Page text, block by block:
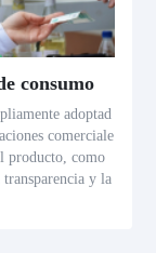
consumo
adoptad
comerciale
producto, como
y la